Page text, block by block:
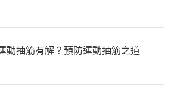
動抽筋有解？預防運動抽筋之道